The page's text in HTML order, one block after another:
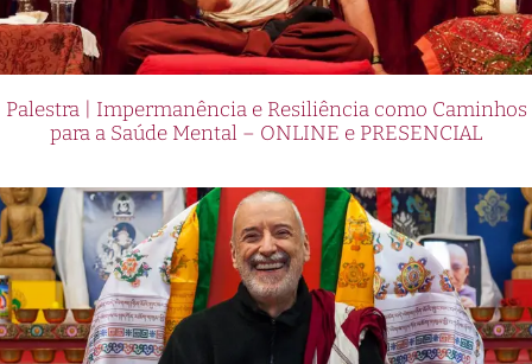
Palestra | Impermanência e Resiliência como Caminhos
para a Saúde Mental – ONLINE e PRESENCIAL